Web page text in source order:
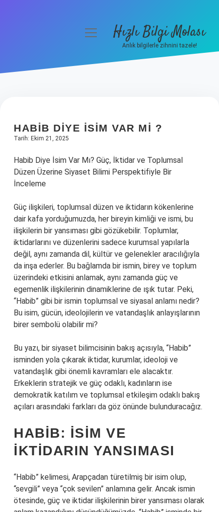
Hakkımızda
menüyüHızlı Bilgi Molası
Anlık bilgilerle zihnini tazele!
HABIB DIYE ISIM VAR MI ?
Tarih: Ekim 21, 2025
Habib Diye İsim Var Mı? Güç, İktidar ve Toplumsal
Düzen Üzerine Siyaset Bilimi Perspektifiyle Bir
İnceleme
Güç ilişkileri, toplumsal düzen ve iktidarın kökenlerine
dair kafa yorduğumuzda, her bireyin kimliği ve ismi, bu
ilişkilerin bir yansıması gibi gözükebilir. Toplumlar,
iktidarlarını ve düzenlerini sadece kurumsal yapılarla
değil, aynı zamanda dil, kültür ve gelenekler aracılığıyla
da inşa ederler. Bu bağlamda bir ismin, birey ve toplum
üzerindeki etkisini anlamak, aynı zamanda güç ve
egemenlik ilişkilerinin dinamiklerine de ışık tutar. Peki,
“Habib” gibi bir ismin toplumsal ve siyasal anlamı nedir?
Bu isim, gücün, ideolojilerin ve vatandaşlık anlayışlarının
birer sembolü olabilir mi?
Bu yazı, bir siyaset bilimcisinin bakış açısıyla, “Habib”
isminden yola çıkarak iktidar, kurumlar, ideoloji ve
vatandaşlık gibi önemli kavramları ele alacaktır.
Erkeklerin stratejik ve güç odaklı, kadınların ise
demokratik katılım ve toplumsal etkileşim odaklı bakış
açıları arasındaki farkları da göz önünde bulunduracağız.
HABIB: İSIM VE
İKTIDARIN YANSIMASI
“Habib” kelimesi, Arapçadan türetilmiş bir isim olup,
“sevgili” veya “çok sevilen” anlamına gelir. Ancak ismin
ötesinde, güç ve iktidar ilişkilerinin birer yansıması olarak